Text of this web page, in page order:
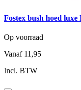
Fostex bush hoed
Op voorraad
Vanaf 11,95
Incl. BTW